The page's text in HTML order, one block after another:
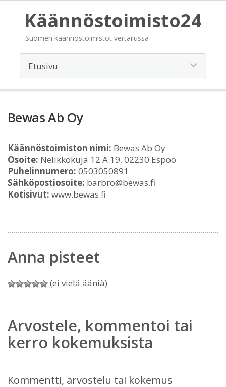
Käännöstoimisto24
Suomen käännöstoimistot vertailussa
Bewas Ab Oy
Käännöstoimiston nimi: Bewas Ab Oy
Osoite: Nelikkokuja 12 A 19, 02230 Espoo
Puhelinnumero: 0503050891
Sähköpostiosoite: barbro@bewas.fi
Kotisivut: www.bewas.fi
Anna pisteet
(ei vielä ääniä)
Arvostele, kommentoi tai
kerro kokemuksista
Kommentti, arvostelu tai kokemus